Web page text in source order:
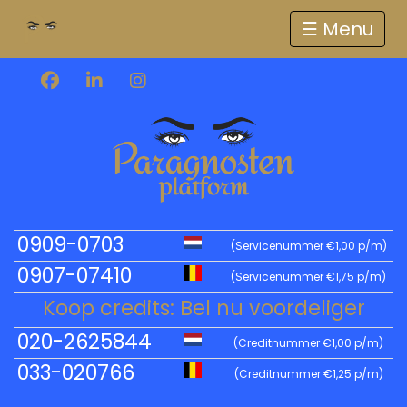
☰
0909-0703 (Servicenummer €1,00 p/m)
0907-07410 (Servicenummer €1,75 p/m)
Koop credits: Bel nu voordeliger
020-2625844
(Creditnummer €1,00 p/m)
033-020766 (Creditnummer €1,25 p/m)